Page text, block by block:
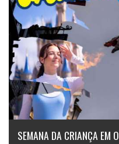
SEMANA DA CRIANÇA EM